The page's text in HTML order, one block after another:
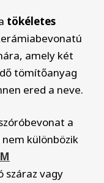
tökéletes
amely két
tömítőanyag
ered a neve.
a
különbözik
száraz vagy